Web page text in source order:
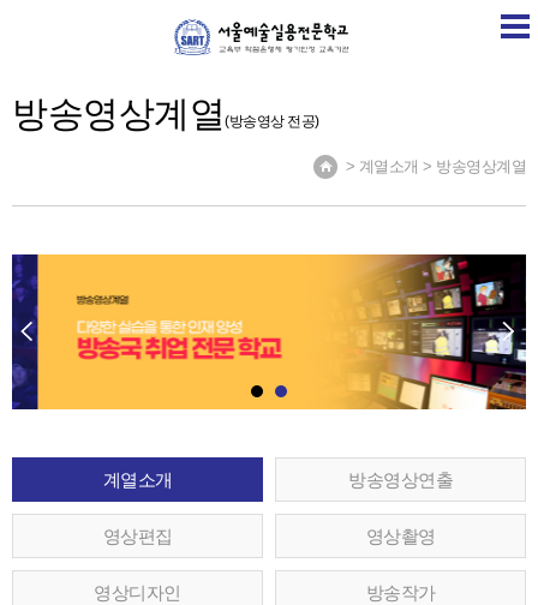
SART 학교소개
방송영상계열 (방송영상 전공)
> 계열소개 > 방송영상계열
계열소개 방송영상연출
영상편집 영상촬영
영상디자인 방송작가